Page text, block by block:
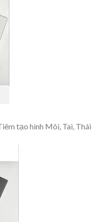
tạo hình Môi, Tai, Thái